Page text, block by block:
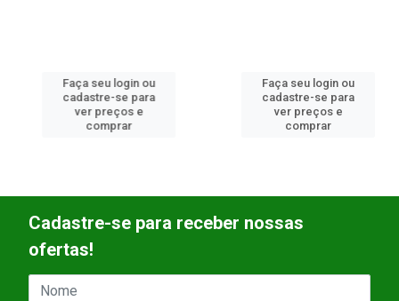
Faça seu login ou
cadastre-se para
ver preços e
comprar
Faça seu login ou
cadastre-se para
ver preços e
comprar
Cadastre-se para receber nossas
ofertas!